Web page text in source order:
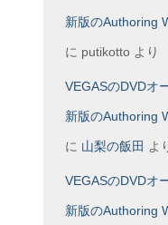
新版のAuthoring
に putikottoより
VEGASのDVDオ
新版のAuthoring
に 山梨の飯田 よ
VEGASのDVDオ
新版のAuthoring